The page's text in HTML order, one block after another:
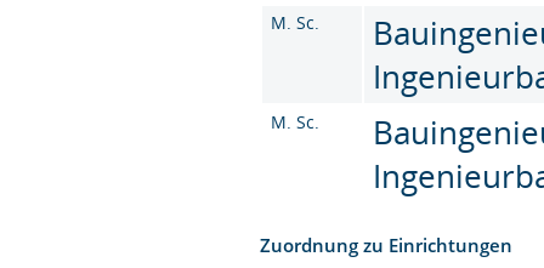
M. Sc.
M. Sc.
Zuordnung zu Einrichtungen